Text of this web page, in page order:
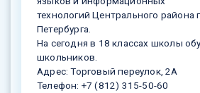
технологий Центрального района
Петербурга.
На сегодня в 18 классах школы
школьников.
Адрес: Торговый переулок, 2А
Телефон: +7 (812) 315-50-60